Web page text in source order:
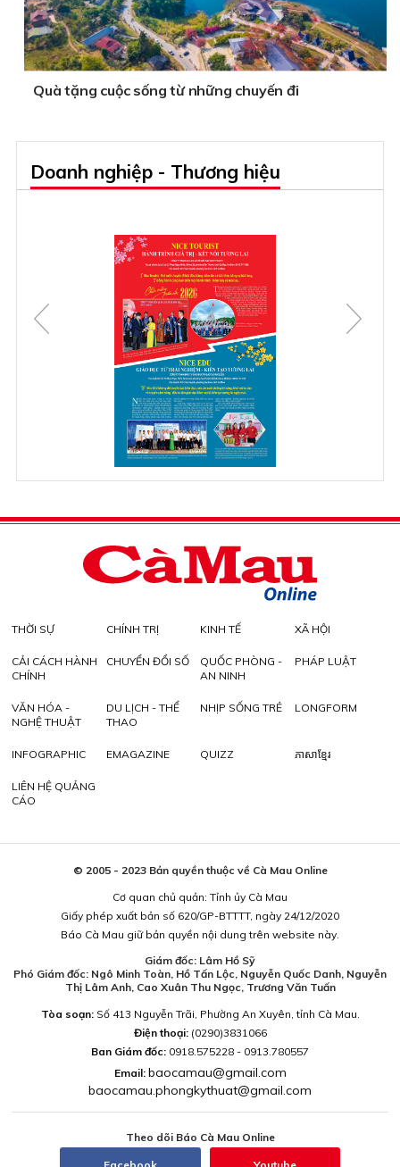
Quà tặng cuộc sống từ những chuyến đi
Doanh nghiệp - Thương hiệu
THỜI SỰ CHÍNH TRỊ KINH TẾ XÃ HỘI
CẢI CÁCH HÀNH
CHÍNH
CHUYỂN ĐỔI SỐ
QUỐC PHÒNG -
AN NINH
PHÁP LUẬT
VĂN HÓA -
NGHỆ THUẬT
DU LỊCH - THỂ
THAO
NHỊP SỐNG TRẺ LONGFORM
INFOGRAPHIC EMAGAZINE QUIZZ ភាសាខ្មែរ
LIÊN HỆ QUẢNG
CÁO
© 2005 - 2023 Bản quyền thuộc về Cà Mau Online
Cơ quan chủ quản: Tỉnh ủy Cà Mau
Giấy phép xuất bản số 620/GP-BTTTT, ngày 24/12/2020
Báo Cà Mau giữ bản quyền nội dung trên website này.
Giám đốc: Lâm Hồ Sỹ
Phó Giám đốc: Ngô Minh Toàn, Hồ Tấn Lộc, Nguyễn Quốc Danh, Nguyễn
Thị Lâm Anh, Cao Xuân Thu Ngọc, Trương Văn Tuấn
Tòa soạn:Số 413 Nguyễn Trãi, Phường An Xuyên, tỉnh Cà Mau.
Điện thoại: (0290)3831066
Ban Giám đốc: 0918.575228 - 0913.780557
Email: baocamau@gmail.com
baocamau.phongkythuat@gmail.com
Theo dõi Báo Cà Mau Online
Facebook Youtube